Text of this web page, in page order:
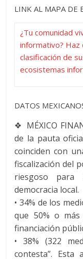
LINK AL MAPA DE
¿Tu comunidad
informativo? Haz
clasificación de
ecosistemas
DATOS
❖ MÉXICO
de la pauta
coinciden con
fiscalización del
riesgoso para
democracia local.
•34% de los
que 50% o
financiación
•38% (322
contesta”. Esta